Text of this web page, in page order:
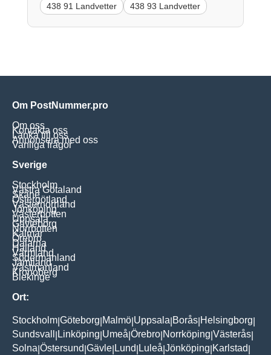
438 91 Landvetter
438 93 Landvetter
Om PostNummer.pro
Om oss
Kontakta oss
Länka till oss
Annonsera med oss
Vanliga frågor
Sverige
Stockholm
Västra Götaland
Skåne
Östergötland
Västernorrland
Jönköping
Västerbotten
Uppsala
Gävleborg
Norrbotten
Kalmar
Örebro
Dalarna
Halland
Värmland
Södermanland
Jämtland
Västmanland
Kronoberg
Blekinge
Ort:
Stockholm Göteborg Malmö Uppsala Borås Helsingborg
Sundsvall
Linköping Umeå Örebro Norrköping Västerås
Solna Östersund Gävle Lund Luleå Jönköping Karlstad